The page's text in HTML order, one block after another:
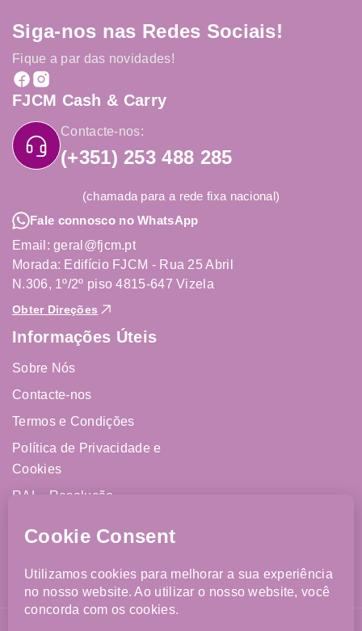
Siga-nos nas Redes Sociais!
Fique a par das novidades!
FJCM Cash & Carry
Contacte-nos:
(+351) 253 488 285
(chamada para a rede fixa nacional)
Fale connosco no WhatsApp
Email: geral@fjcm.pt
Morada: Edifício FJCM - Rua 25 Abril
N.306, 1º/2º piso 4815-647 Vizela
Obter Direções
Informações Úteis
Sobre Nós
Contacte-nos
Termos e Condições
Política de Privacidade e
Cookies
RAL - Resolução
Livro de Reclamações